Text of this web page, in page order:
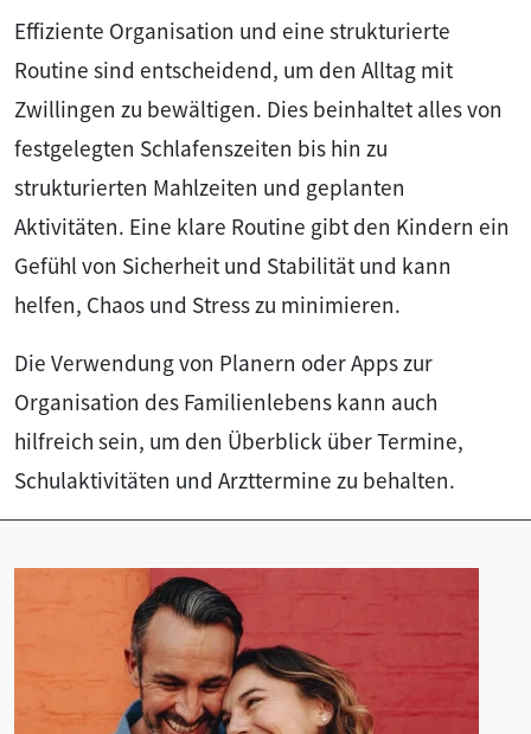
Effiziente Organisation und eine strukturierte
Routine sind entscheidend, um den Alltag mit
Zwillingen zu bewältigen. Dies beinhaltet alles von
festgelegten Schlafenszeiten bis hin zu
strukturierten Mahlzeiten und geplanten
Aktivitäten. Eine klare Routine gibt den Kindern ein
Gefühl von Sicherheit und Stabilität und kann
helfen, Chaos und Stress zu minimieren.
Die Verwendung von Planern oder Apps zur
Organisation des Familienlebens kann auch
hilfreich sein, um den Überblick über Termine,
Schulaktivitäten und Arzttermine zu behalten.